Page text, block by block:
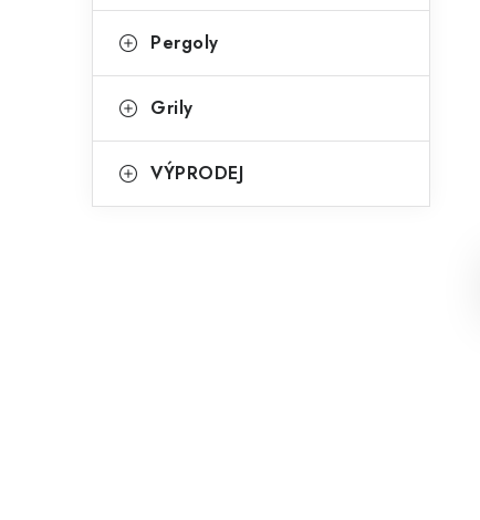
Pergoly
Grily
VÝPRODEJ